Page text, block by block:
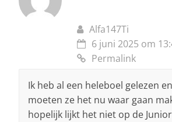
Alfa147Ti
6 juni 2025 om
Permalink
Ik heb al een heleboel gelezen
moeten ze het nu waar gaan
hopelijk lijkt het niet op de